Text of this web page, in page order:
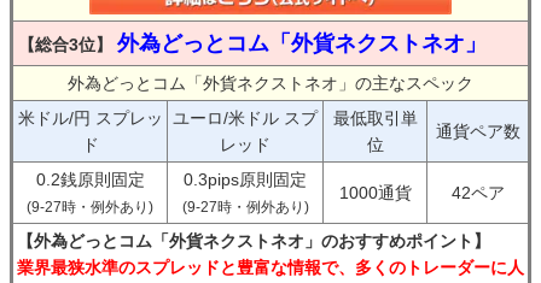
【総合3位】 外為どっとコム「外貨ネクストネオ」
外為どっとコム「外貨ネクストネオ」の主なスペック
米ドル/円 スプレッ
ド
ユーロ/米ドル スプ
レッド
最低取引単
位
通貨ペア数
0.2銭原則固定
(9-27時・例外あり)
0.3pips原則固定
(9-27時・例外あり)
1000通貨 42ペア
【外為どっとコム「外貨ネクストネオ」のおすすめポイント】
業界最狭水準のスプレッドと豊富な情報で、多くのトレーダーに人